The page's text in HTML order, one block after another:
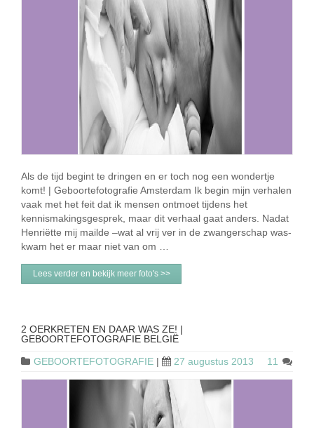
Als de tijd begint te dringen en er toch nog een wondertje
komt! | Geboortefotografie Amsterdam Ik begin mijn verhalen
vaak met het feit dat ik mensen ontmoet tijdens het
kennismakingsgesprek, maar dit verhaal gaat anders. Nadat
Henriëtte mij mailde –wat al vrij ver in de zwangerschap was-
kwam het er maar niet van om …
Lees verder en bekijk meer foto's >>
2 OERKRETEN EN DAAR WAS ZE! |
GEBOORTEFOTOGRAFIE BELGIË
GEBOORTEFOTOGRAFIE | 27 augustus 2013 11